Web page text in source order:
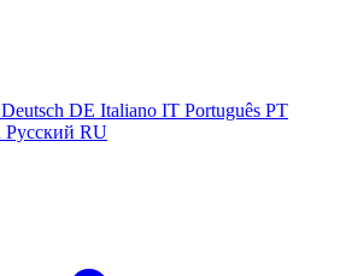
Deutsch DE Italiano IT Português PT
Русский RU